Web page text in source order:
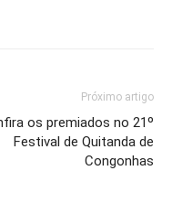
Próximo artigo
os premiados no 21º
Festival de Quitanda de
Congonhas